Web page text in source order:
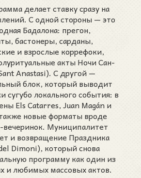
делает ставку сразу на
С одной стороны — это
Бадалона: прегон,
бастонеры, сарданы,
и взрослые коррефоки,
акты Ночи Сан-
Anastasi). С другой —
блок, который выводит
сугубо локального события: в
Els Catarres, Juan Magán и
новые форматы вроде
вечеринок. Муниципалитет
и возвращение Праздника
Dimoni), который снова
программу как один из
и любимых массовых актов.